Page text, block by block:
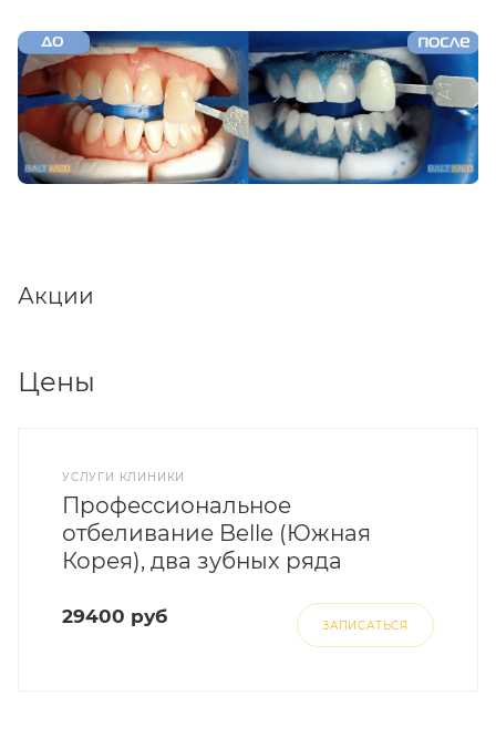
Акции
Цены
УСЛУГИ КЛИНИКИ
Профессиональное
отбеливание Belle (Южная
Корея), два зубных ряда
29400 руб ЗАПИСАТЬСЯ